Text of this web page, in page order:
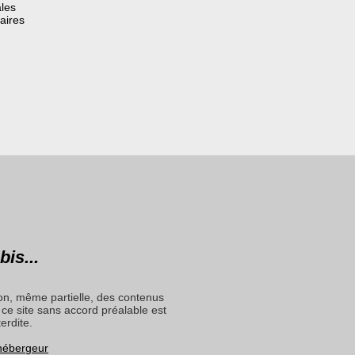
même partielle, des contenus
site sans accord préalable est